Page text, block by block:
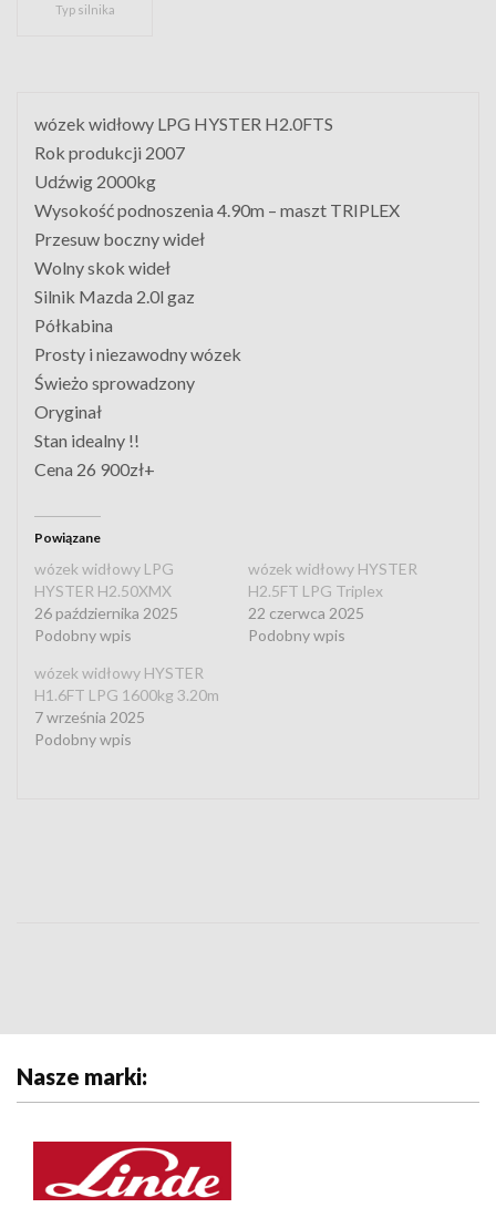
Typ silnika
wózek widłowy LPG HYSTER H2.0FTS
Rok produkcji 2007
Udźwig 2000kg
Wysokość podnoszenia 4.90m – maszt TRIPLEX
Przesuw boczny wideł
Wolny skok wideł
Silnik Mazda 2.0l gaz
Półkabina
Prosty i niezawodny wózek
Świeżo sprowadzony
Oryginał
Stan idealny !!
Cena 26 900zł+
Powiązane
wózek widłowy LPG
HYSTER H2.50XMX
26 października 2025
Podobny wpis
wózek widłowy HYSTER
H2.5FT LPG Triplex
22 czerwca 2025
Podobny wpis
wózek widłowy HYSTER
H1.6FT LPG 1600kg 3.20m
7 września 2025
Podobny wpis
Nasze marki: